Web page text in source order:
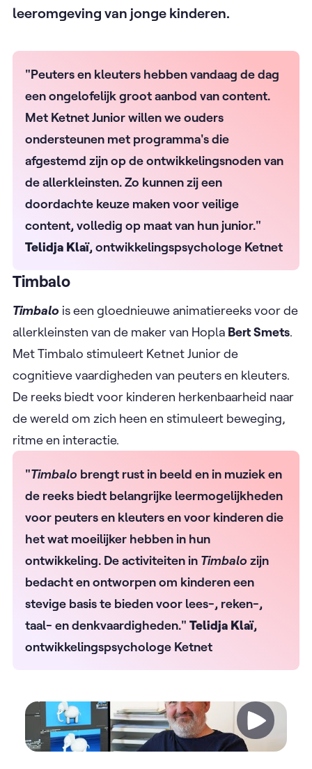
leeromgeving van jonge kinderen.
"Peuters en kleuters hebben vandaag de dag
een ongelofelijk groot aanbod van content.
Met Ketnet Junior willen we ouders
ondersteunen met programma's die
afgestemd zijn op de ontwikkelingsnoden van
de allerkleinsten. Zo kunnen zij een
doordachte keuze maken voor veilige
content, volledig op maat van hun junior."
Telidja Klaï, ontwikkelingspsychologe Ketnet
Timbalo
Timbalo is een gloednieuwe animatiereeks voor de
allerkleinsten van de maker van Hopla Bert Smets.
Met Timbalo stimuleert Ketnet Junior de
cognitieve vaardigheden van peuters en kleuters.
De reeks biedt voor kinderen herkenbaarheid naar
de wereld om zich heen en stimuleert beweging,
ritme en interactie.
"Timbalo brengt rust in beeld en in muziek en
de reeks biedt belangrijke leermogelijkheden
voor peuters en kleuters en voor kinderen die
het wat moeilijker hebben in hun
ontwikkeling. De activiteiten in Timbalo zijn
bedacht en ontworpen om kinderen een
stevige basis te bieden voor lees-, reken-,
taal- en denkvaardigheden." Telidja Klaï,
ontwikkelingspsychologe Ketnet
Video